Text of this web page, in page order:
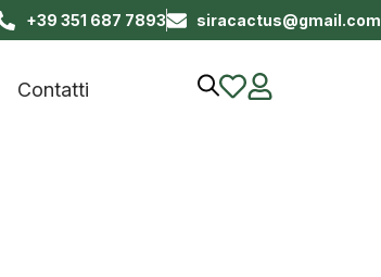
+39 351 687 7893 siracactus@gmail.com
Contatti